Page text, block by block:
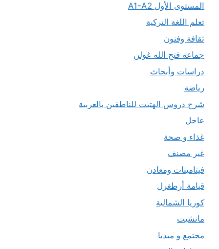
المستوى الأول A1-A2
تعلم اللغة التركية
ثقافة وفنون
جماعة فتح الله غولن
دراسات وأبحاث
رياضة
شرح دروس الهتيت للناطقين بالعربية
عاجل
غذاء و صحة
غير مصنف
فيتامينات ومعادن
قيامة أرطغرل
كوريا الشمالية
مانشيت
مجتمع و ميديا